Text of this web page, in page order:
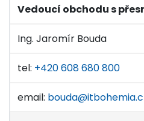
Vedoucí obchodu s
Ing. Jaromír Bouda
tel: +420 608 680 800
email: